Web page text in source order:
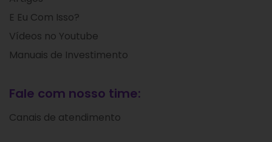
E Eu Com Isso?
Vídeos no Youtube
Manuais de Investimento
Fale com nosso time:
Canais de atendimento